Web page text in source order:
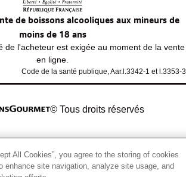
de boissons alcooliques aux mineurs de
moins de 18 ans
de l'acheteur est exigée au moment de la vente
en ligne.
Code de la santé publique, Aar.l.3342-1 et l.3353-3
© Tous droits réservés
All Cookies”, you agree to the storing of cookies
enhance site navigation, analyze site usage, and